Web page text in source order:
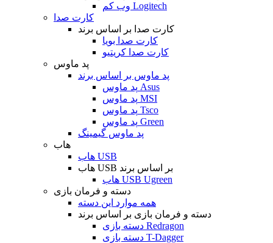
وب کم Logitech
کارت صدا
کارت صدا بر اساس برند
کارت صدا بویا
کارت صدا کریتیو
پد ماوس
پد ماوس بر اساس برند
پد ماوس Asus
پد ماوس MSI
پد ماوس Tsco
پد ماوس Green
پد ماوس گیمینگ
هاب
هاب USB
هاب USB بر اساس برند
هاب USB Ugreen
دسته و فرمان بازی
همه موارد این دسته
دسته و فرمان بازی بر اساس برند
دسته بازی Redragon
دسته بازی T-Dagger